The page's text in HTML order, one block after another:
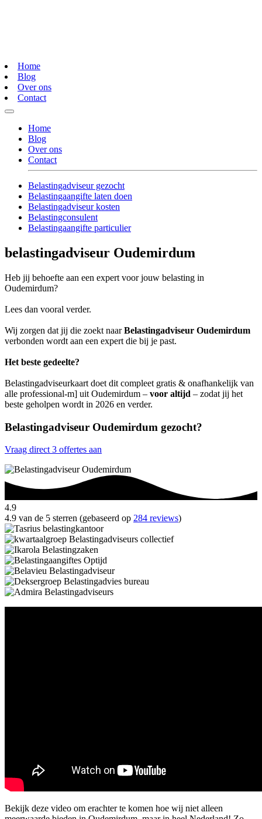
Home
Blog
Over ons
Contact
Home
Blog
Over ons
Contact
Belastingadviseur gezocht
Belastingaangifte laten doen
Belastingadviseur kosten
Belastingconsulent
Belastingaangifte particulier
belastingadviseur Oudemirdum
Heb jij behoefte aan een expert voor jouw belasting in
Oudemirdum?
Lees dan vooral verder.
Wij zorgen dat jij die zoekt naarBelastingadviseur Oudemirdum
verbonden wordt aan een expert die bij je past.
Het beste gedeelte?
Belastingadviseurkaart doet dit compleet gratis & onafhankelijk van
alle professional-m] uit Oudemirdum – voor altijd – zodat jij het
beste geholpen wordt in 2026 en verder.
Belastingadviseur Oudemirdum gezocht?
Vraag direct 3 offertes aan
4.9
4.9 van de 5 sterren (gebaseerd op 284 reviews)
Bekijk deze video om erachter te komen hoe wij niet alleen